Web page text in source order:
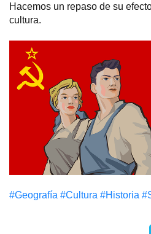
Hacemos un repaso de su
cultura.
#Geografía #Cultura #Historia